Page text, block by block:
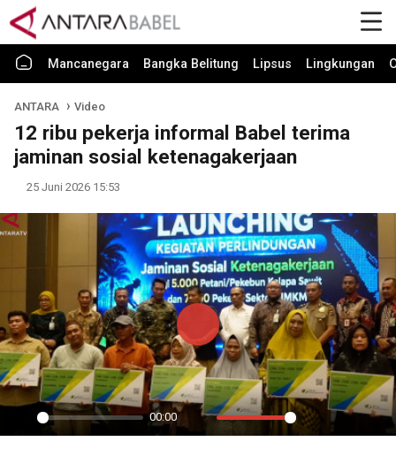
Mancanegara Bangka Belitung Lipsus Lingkungan
ANTARA Video
12 ribu pekerja informal Babel terima
jaminan sosial ketenagakerjaan
25 Juni 2026 15:53
Play
00:00
Mute Settings
PIP
Play